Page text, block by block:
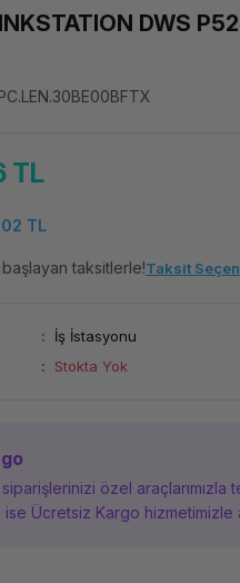
DWS
TL
TL
taksitlerle!Taksit
İş İstasyonu
Stokta Yok
özel araçlarımızla
Ücretsiz Kargo hizmetimizle